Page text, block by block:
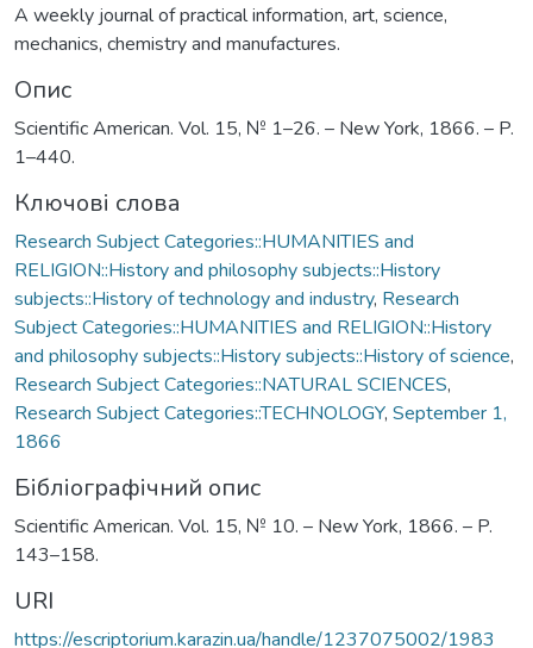
A weekly journal of practical information, art, science,
mechanics, chemistry and manufactures.
Опис
Scientific American. Vol. 15, № 1–26. – New York, 1866. – P.
1–440.
Ключові слова
Research Subject Categories::HUMANITIES and
RELIGION::History and philosophy subjects::History
subjects::History of technology and industry, Research
Subject Categories::HUMANITIES and RELIGION::History
and philosophy subjects::History subjects::History of science,
Research Subject Categories::NATURAL SCIENCES,
Research Subject Categories::TECHNOLOGY, September 1,
1866
Бібліографічний опис
Scientific American. Vol. 15, № 10. – New York, 1866. – P.
143–158.
URI
https://escriptorium.karazin.ua/handle/1237075002/1983